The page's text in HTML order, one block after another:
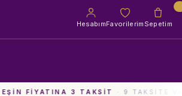
HesabımFavorilerim Sepetim
FIYATINA 3 TAKSIT · 9 TAKSITE